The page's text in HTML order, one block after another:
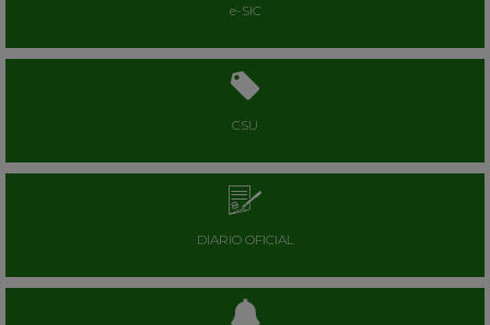
e-SIC
CSU
DIARIO OFICIAL